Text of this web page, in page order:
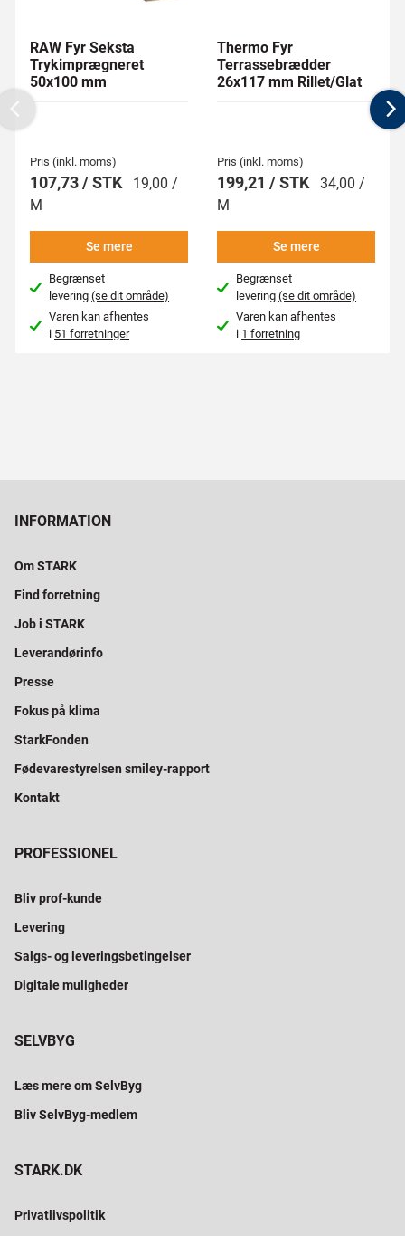
RAW Fyr Seksta
Trykimprægneret
50x100 mm
Pris (inkl. moms)
107,73 / STK
19,00 /
M
Se mere
Begrænset
levering(se dit område)
Varen kan afhentes
i 51 forretninger
Thermo Fyr
Terrassebrædder
26x117 mm Rillet/Glat
Pris (inkl. moms)
199,21 / STK 34,00 /
M
Se mere
Begrænset
levering(se dit område)
Varen kan afhentes
i 1 forretning
Previous
INFORMATION
Om STARK
Find forretning
Job i STARK
Leverandørinfo
Presse
Fokus på klima
StarkFonden
Fødevarestyrelsen smiley-rapport
Kontakt
PROFESSIONEL
Bliv prof-kunde
Levering
Salgs- og leveringsbetingelser
Digitale muligheder
SELVBYG
Læs mere om SelvByg
Bliv SelvByg-medlem
STARK.DK
Privatlivspolitik